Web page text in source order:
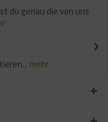
du genau die von uns
mehr